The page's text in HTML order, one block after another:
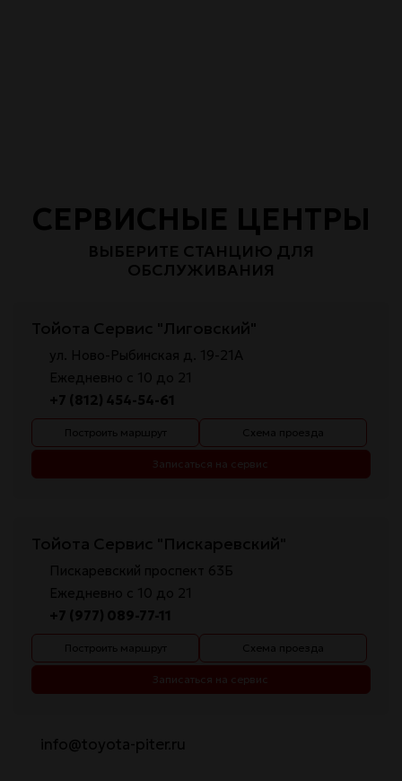
СЕРВИСНЫЕ ЦЕНТРЫ
ВЫБЕРИТЕ СТАНЦИЮ ДЛЯ
ОБСЛУЖИВАНИЯ
Тойота Сервис "Лиговский"
ул. Ново-Рыбинская д. 19-21А
Ежедневно с 10 до 21
+7 (812) 454-54-61
Построить маршрут Схема проезда
Записаться на сервис
Тойота Сервис "Пискаревский"
Пискаревский проспект 63Б
Ежедневно с 10 до 21
+7 (977) 089-77-11
Построить маршрут Схема проезда
Записаться на сервис
info@toyota-piter.ru